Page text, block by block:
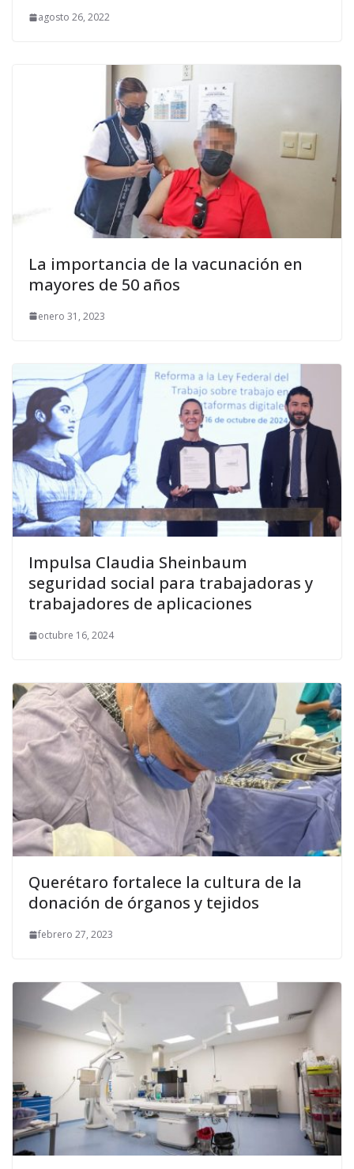
agosto 26, 2022
La importancia de la vacunación en
mayores de 50 años
enero 31, 2023
Impulsa Claudia Sheinbaum
seguridad social para trabajadoras y
trabajadores de aplicaciones
octubre 16, 2024
Querétaro fortalece la cultura de la
donación de órganos y tejidos
febrero 27, 2023